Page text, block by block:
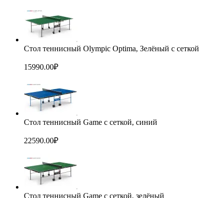
Стол теннисный Olympic Optima, Зелёный с сеткой
15990.00₽
Стол теннисный Game с сеткой, синий
22590.00₽
Стол теннисный Game с сеткой, зелёный